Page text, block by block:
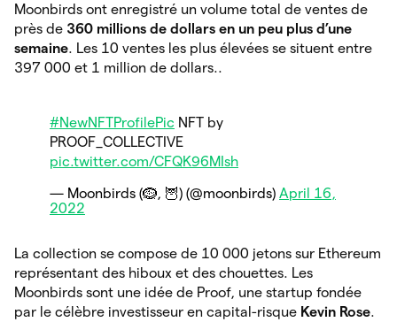
Moonbirds ont enregistré un volume total de ventes de
près de 360 millions de dollars en un peu plus d’une
semaine. Les 10 ventes les plus élevées se situent entre
397 000 et 1 million de dollars..
#NewNFTProfilePic NFT by
PROOF_COLLECTIVE
pic.twitter.com/CFQK96MIsh
— Moonbirds (🪹, 🦉) (@moonbirds) April 16,
2022
La collection se compose de 10 000 jetons sur Ethereum
représentant des hiboux et des chouettes. Les
Moonbirds sont une idée de Proof, une startup fondée
par le célèbre investisseur en capital-risque Kevin Rose.